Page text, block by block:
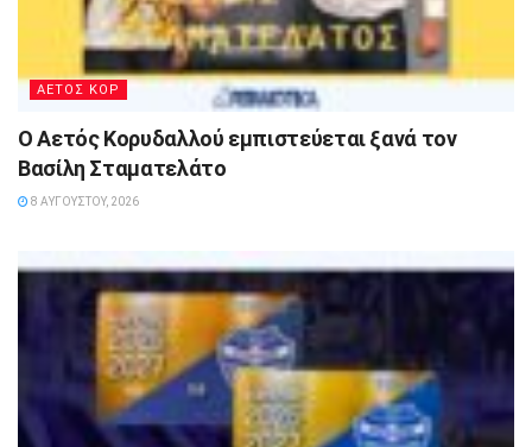
ΑΕΤΟΣ ΚΟΡ
Ο Αετός Κορυδαλλού εμπιστεύεται ξανά τον
Βασίλη Σταματελάτο
8 ΑΥΓΟΎΣΤΟΥ, 2026